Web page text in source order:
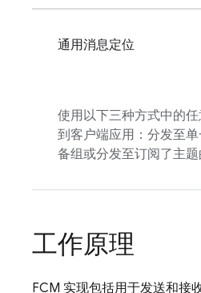
通用消息定位
使用以下三种方式中的
到客户端应用：分发至
备组或分发至订阅了主题
工作原理
FCM 实现包括用于发送和接